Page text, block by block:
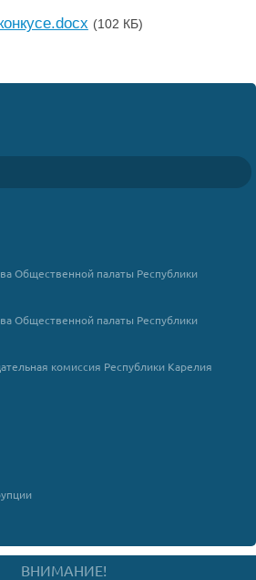
(102 КБ)
Общественной палаты Республики
Общественной палаты Республики
комиссия Республики Карелия
ВНИМАНИЕ!